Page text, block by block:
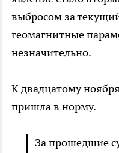
выбросом за
геомагнитные
незначительно.
К двадцатому
пришла в норму.
За прошедшие